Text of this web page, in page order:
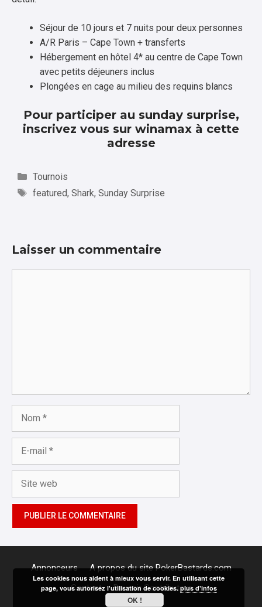
Séjour de 10 jours et 7 nuits pour deux personnes
A/R Paris – Cape Town + transferts
Hébergement en hôtel 4* au centre de Cape Town
avec petits déjeuners inclus
Plongées en cage au milieu des requins blancs
Pour participer au sunday surprise,
inscrivez vous sur winamax à cette
adresse
Catégories
Tournois
Étiquettes
featured, Shark, Sunday Surprise
Laisser un commentaire
Nom
Site
Annonceurs
A propos du site PokerBastards.com
Contact
Devenir Contributeur
Les cookies nous aident à mieux vous servir. En utilisant cette
page, vous autorisez l'utilisation de cookies.plus d'infos
OK !